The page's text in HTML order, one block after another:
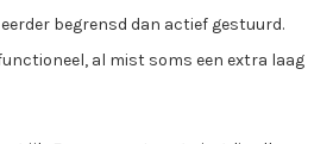
begrensd dan actief gestuurd.
al mist soms een extra laag